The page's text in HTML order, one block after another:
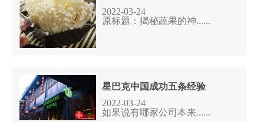
2022-03-24
原标题：揭秘蔬果的神......
星巴克中国成功五条经验
2022-03-24
如果说有哪家公司本来......